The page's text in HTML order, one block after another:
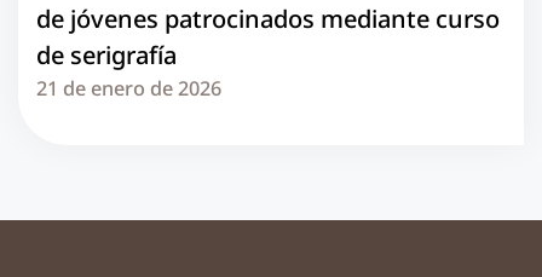
de jóvenes patrocinados mediante curso
de serigrafía
21 de enero de 2026